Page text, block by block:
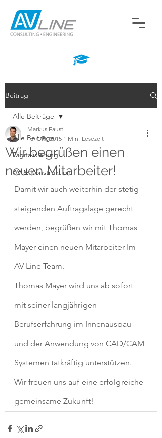
Beitrag
Alle Beiträge
Digitalisierung
AV & Konstruktion
Alle Beiträge
Wir begrüßen einen
neuen Mitarbeiter!
Markus Faust
15. Okt. 2015 1 Min. Lesezeit
Damit wir auch weiterhin der stetig
steigenden Auftragslage gerecht
werden, begrüßen wir mit Thomas
Mayer einen neuen Mitarbeiter Im
AV-Line Team.
Thomas Mayer wird uns ab sofort
mit seiner langjährigen
Berufserfahrung im Innenausbau
und der Anwendung von CAD/CAM
Systemen tatkräftig unterstützen.
Wir freuen uns auf eine erfolgreiche
gemeinsame Zukunft!